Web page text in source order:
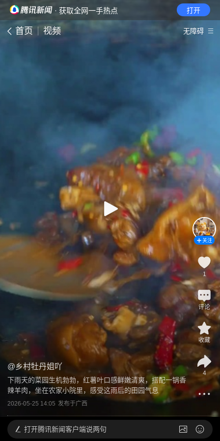
· 获取全网一手热点 打开
首页 视频 无障碍
@乡村牡丹姐吖
下雨天的菜园生机勃勃，红薯叶口感鲜嫩清爽，搭配一锅香
辣羊肉，坐在农家小院里，感受这雨后的田园气息
2026-05-25 14:05 发布于广西
关注
1
评论
收藏
4
打开腾讯新闻客户端说两句